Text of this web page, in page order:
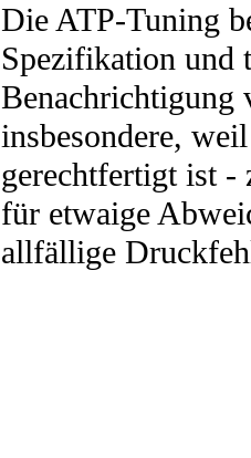
Die ATP-Tuning
Spezifikation und
Benachrichtigung
insbesondere,
gerechtfertigt ist -
für etwaige
allfällige